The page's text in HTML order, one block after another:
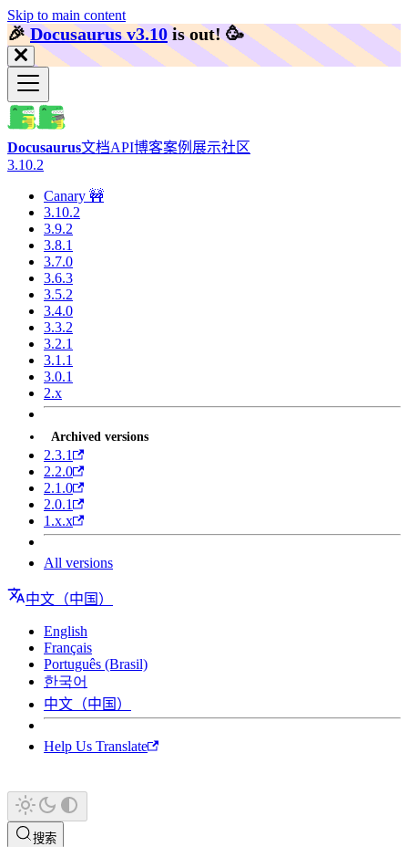
Skip to main content
🎉️Docusaurus v3.10 is out! 🥳️
Docusaurus文档API博客案例展示社区
3.10.2
Canary 🚧
3.10.2
3.9.2
3.8.1
3.7.0
3.6.3
3.5.2
3.4.0
3.3.2
3.2.1
3.1.1
3.0.1
2.x
Archived versions
2.3.1
2.2.0
2.1.0
2.0.1
1.x.x
All versions
中文（中国）
English
Français
Português (Brasil)
한국어
中文（中国）
Help Us Translate
搜索